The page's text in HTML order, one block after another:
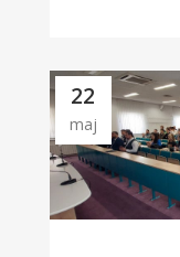
22
maj